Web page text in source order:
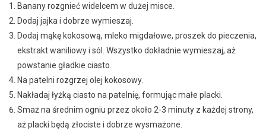
Banany rozgnieć widelcem w dużej misce.
Dodaj jajka i dobrze wymieszaj.
Dodaj mąkę kokosową, mleko migdałowe, proszek do pieczenia,
ekstrakt waniliowy i sól. Wszystko dokładnie wymieszaj, aż
powstanie gładkie ciasto.
Na patelni rozgrzej olej kokosowy.
Nakładaj łyżką ciasto na patelnię, formując małe placki.
Smaż na średnim ogniu przez około 2-3 minuty z każdej strony,
aż placki będą złociste i dobrze wysmażone.